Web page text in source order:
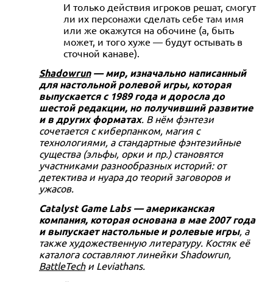
И только действия игроков решат, смогут
ли их персонажи сделать себе там имя
или же окажутся на обочине (а, быть
может, и того хуже — будут остывать в
сточной канаве).
Shadowrun— мир, изначально написанный
для настольной ролевой игры, которая
выпускается с 1989 года и доросла до
шестой редакции, но получивший развитие
и в других форматах. В нём фэнтези
сочетается с киберпанком, магия с
технологиями, а стандартные фэнтезийные
существа (эльфы, орки и пр.) становятся
участниками разнообразных историй: от
детектива и нуара до теорий заговоров и
ужасов.
Catalyst Game Labs — американская
компания, которая основана в мае 2007 года
и выпускает настольные и ролевые игры, а
также художественную литературу. Костяк её
каталога составляют линейки Shadowrun,
BattleTechи Leviathans.